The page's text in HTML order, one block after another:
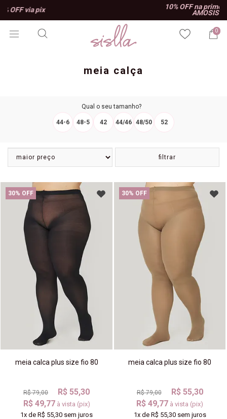
10% OFF na primeira compra, use o cupom
0
meia calça
Qual o seu tamanho?
44-6 48-5 42 44/46 48/50 52
filtrar
30% OFF
meia calca plus size fio 80
R$ 79,00
R$ 55,30
R$ 49,77 à vista (pix)
1x deR$ 55,30 sem juros
30% OFF
meia calca plus size fio 80
R$ 79,00
R$ 55,30
R$ 49,77 à vista (pix)
1xde R$ 55,30sem juros